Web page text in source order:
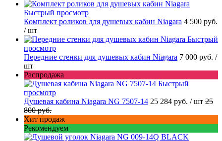
Быстрый просмотр
Комплект роликов для душевых кабин Niagara 4 500 руб.
/ шт
Быстрый
просмотр
Передние стенки для душевых кабин Niagara 7 000 руб. /
шт
Распродажа
Быстрый
просмотр
Душевая кабина Niagara NG 7507-14 25 284 руб. / шт 25
800 руб.
Хит продаж
Рекомендуем